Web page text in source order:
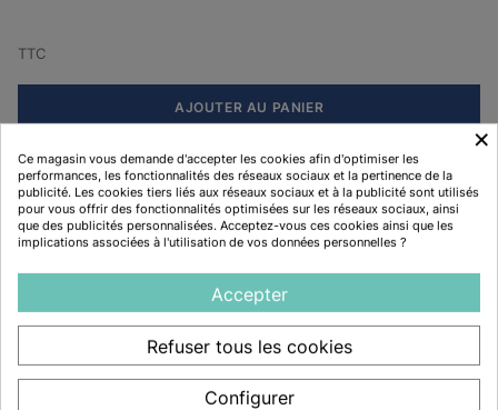
TTC
AJOUTER AU PANIER
Disponibilité :En Stock
fiche technique-levant-s24 :Télécharger
Description
Caractéristiques
×
Ce magasin vous demande d'accepter les cookies afin d'optimiser les
performances, les fonctionnalités des réseaux sociaux et la pertinence de la
publicité. Les cookies tiers liés aux réseaux sociaux et à la publicité sont utilisés
pour vous offrir des fonctionnalités optimisées sur les réseaux sociaux, ainsi
que des publicités personnalisées. Acceptez-vous ces cookies ainsi que les
implications associées à l'utilisation de vos données personnelles ?
Accepter
Refuser tous les cookies
Configurer